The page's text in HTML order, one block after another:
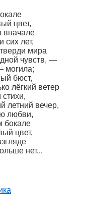
цвет,
вначале
лет,
мира
чувств, —
могила;
бюст,
лёгкий ветер
летний вечер,
любви,
бокале
цвет,
нет...